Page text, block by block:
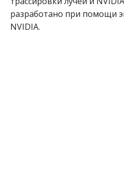
разработано при помощи
NVIDIA.